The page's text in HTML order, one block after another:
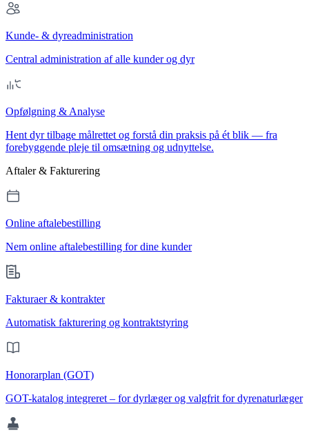
Kunde- & dyreadministration
Central administration af alle kunder og dyr
Opfølgning & Analyse
Hent dyr tilbage målrettet og forstå din praksis på ét blik — fra
forebyggende pleje til omsætning og udnyttelse.
Aftaler & Fakturering
Online aftalebestilling
Nem online aftalebestilling for dine kunder
Fakturaer & kontrakter
Automatisk fakturering og kontraktstyring
Honorarplan (GOT)
GOT-katalog integreret – for dyrlæger og valgfrit for dyrenaturlæger